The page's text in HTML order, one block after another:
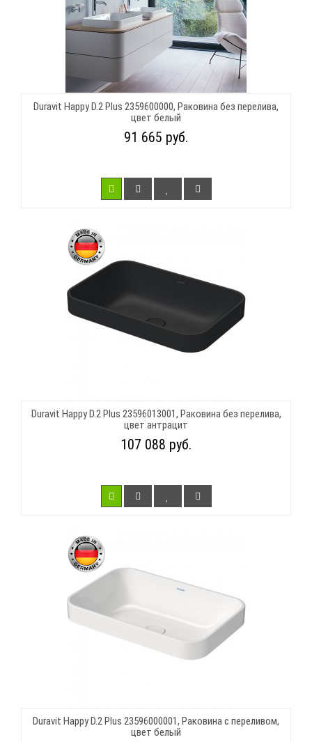
Duravit Happy D.2 Plus 2359600000, Раковина без перелива,
цвет белый
91 665 руб.
Duravit Happy D.2 Plus 23596013001, Раковина без перелива,
цвет антрацит
107 088 руб.
Duravit Happy D.2 Plus 23596000001, Раковина с переливом,
цвет белый